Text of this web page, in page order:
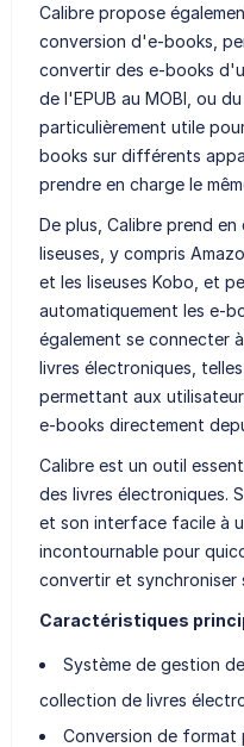
Calibre propose
conversion d'e-books,
convertir des e-books
de l'EPUB au MOBI, ou
particulièrement utile
books sur différents
prendre en charge le
De plus, Calibre prend
liseuses, y compris
et les liseuses Kobo, et
automatiquement les e-
également se connecter
livres électroniques,
permettant aux
e-books directement
Calibre est un outil
des livres électroniques.
et son interface facile à
incontournable pour
convertir et
Caractéristiques
Système de gestion
collection de livres
Conversion de format